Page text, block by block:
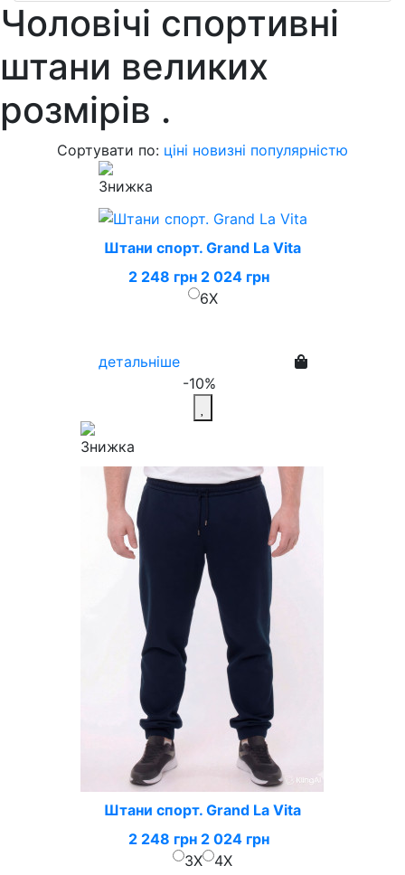
Чоловічі спортивні
штани великих
розмірів .
Сортувати по: ціні новизні популярністю
Штани спорт. Grand La Vita
2 248 грн 2 024 грн
6X
детальніше
-10%
Штани спорт. Grand La Vita
2 248 грн 2 024 грн
3X
4X